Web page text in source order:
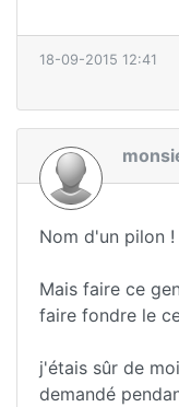
18-09-2015 12:41
Nom d'un pilon !
Mais faire ce
faire fondre le
j'étais sûr de
demandé